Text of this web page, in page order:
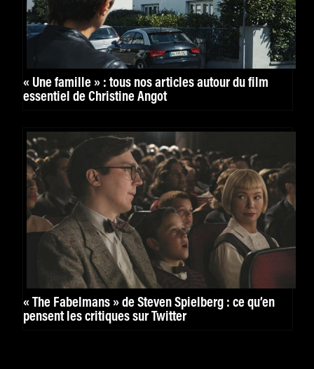
« Une famille » : tous nos articles autour du film
essentiel de Christine Angot
« The Fabelmans » de Steven Spielberg : ce qu’en
pensent les critiques sur Twitter